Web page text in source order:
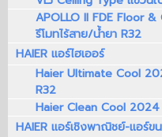
APOLLO II FDE Floor
รีโมทไร้สาย/น้ำยา R32
HAIER แอร์ไฮเออร์
Haier Ultimate Cool
R32
Haier Clean Cool 2024
HAIER แอร์เชิงพาณิชย์-แอร์ข